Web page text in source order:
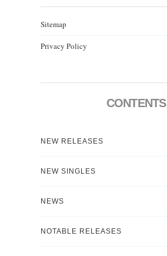
Sitemap
Privacy Policy
CONTENTS
NEW RELEASES
NEW SINGLES
NEWS
NOTABLE RELEASES